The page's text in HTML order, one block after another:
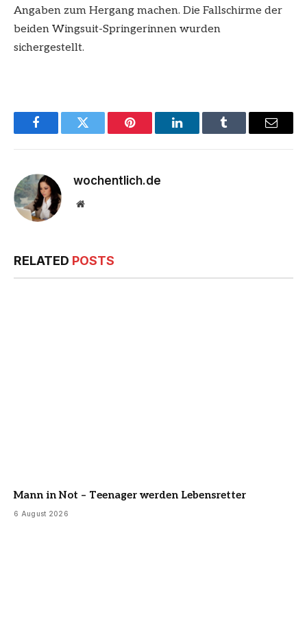
Angaben zum Hergang machen. Die Fallschirme der
beiden Wingsuit-Springerinnen wurden
sichergestellt.
FacebookTwitter Pinterest LinkedInTumblr Email
wochentlich.de
Website
RELATED POSTS
Mann in Not – Teenager werden Lebensretter
6 August 2026